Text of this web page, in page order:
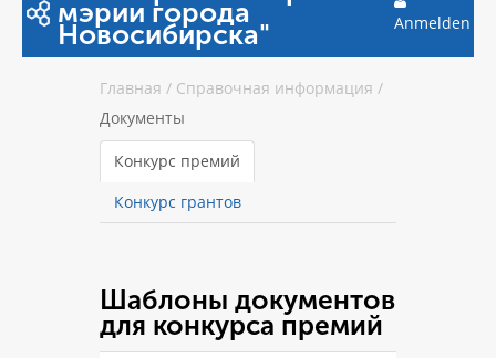
мэрии города
Новосибирска" Anmelden
Главная / Справочная информация /
Документы
Конкурс премий
Конкурс грантов
Шаблоны документов
для конкурса премий